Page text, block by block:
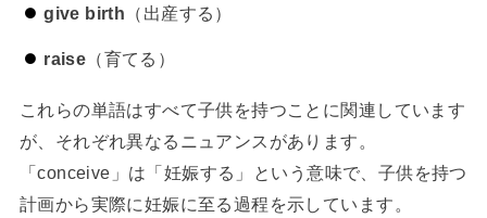
give birth （出産する）
raise （育てる）
これらの単語はすべて子供を持つことに関連しています
が、それぞれ異なるニュアンスがあります。
「conceive」は「妊娠する」という意味で、子供を持つ
計画から実際に妊娠に至る過程を示しています。